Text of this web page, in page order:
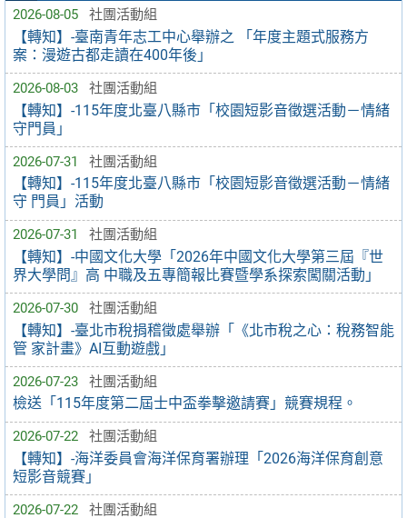
2026-08-05 社團活動組
【轉知】-臺南青年志工中心舉辦之 「年度主題式服務方
案：漫遊古都走讀在400年後」
2026-08-03 社團活動組
【轉知】-115年度北臺八縣市「校園短影音徵選活動－情緒
守門員」
2026-07-31 社團活動組
【轉知】-115年度北臺八縣市「校園短影音徵選活動－情緒
守 門員」活動
2026-07-31 社團活動組
【轉知】-中國文化大學「2026年中國文化大學第三屆『世
界大學問』高 中職及五專簡報比賽暨學系探索闖關活動」
2026-07-30 社團活動組
【轉知】-臺北市稅捐稽徵處舉辦「《北市稅之心：稅務智能
管 家計畫》AI互動遊戲」
2026-07-23 社團活動組
檢送「115年度第二屆士中盃拳擊邀請賽」競賽規程。
2026-07-22 社團活動組
【轉知】-海洋委員會海洋保育署辦理「2026海洋保育創意
短影音競賽」
2026-07-22 社團活動組